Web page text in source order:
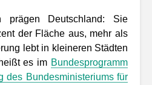
prägen Deutschland: Sie
der Fläche aus, mehr als
lebt in kleineren Städten
es im Bundesprogramm
des Bundesministeriums für